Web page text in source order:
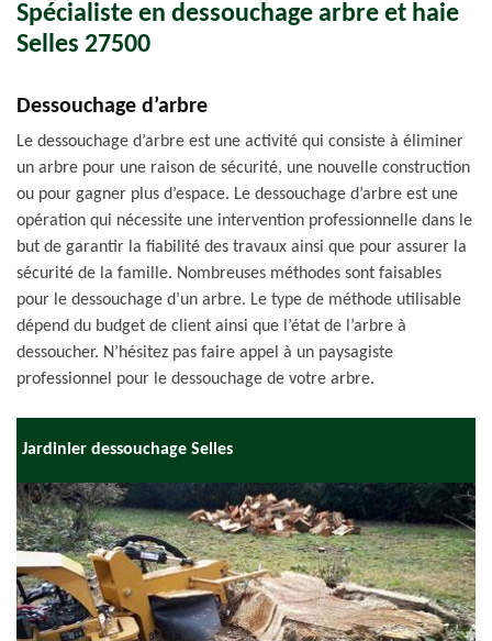
Spécialiste en dessouchage arbre et haie
Selles 27500
Dessouchage d’arbre
Le dessouchage d’arbre est une activité qui consiste à éliminer
un arbre pour une raison de sécurité, une nouvelle construction
ou pour gagner plus d’espace. Le dessouchage d’arbre est une
opération qui nécessite une intervention professionnelle dans le
but de garantir la fiabilité des travaux ainsi que pour assurer la
sécurité de la famille. Nombreuses méthodes sont faisables
pour le dessouchage d’un arbre. Le type de méthode utilisable
dépend du budget de client ainsi que l’état de l’arbre à
dessoucher. N’hésitez pas faire appel à un paysagiste
professionnel pour le dessouchage de votre arbre.
Jardinier dessouchage Selles